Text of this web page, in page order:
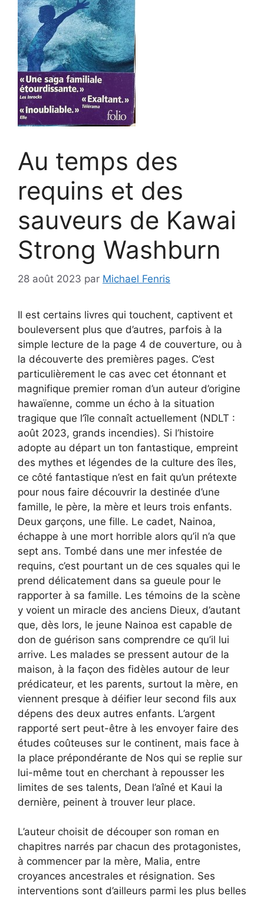
Au temps des
requins et des
sauveurs de Kawai
Strong Washburn
28 août 2023 par Michael Fenris
Il est certains livres qui touchent, captivent et
bouleversent plus que d’autres, parfois à la
simple lecture de la page 4 de couverture, ou à
la découverte des premières pages. C’est
particulièrement le cas avec cet étonnant et
magnifique premier roman d’un auteur d’origine
hawaïenne, comme un écho à la situation
tragique que l’île connaît actuellement (NDLT :
août 2023, grands incendies). Si l’histoire
adopte au départ un ton fantastique, empreint
des mythes et légendes de la culture des îles,
ce côté fantastique n’est en fait qu’un prétexte
pour nous faire découvrir la destinée d’une
famille, le père, la mère et leurs trois enfants.
Deux garçons, une fille. Le cadet, Nainoa,
échappe à une mort horrible alors qu’il n’a que
sept ans. Tombé dans une mer infestée de
requins, c’est pourtant un de ces squales qui le
prend délicatement dans sa gueule pour le
rapporter à sa famille. Les témoins de la scène
y voient un miracle des anciens Dieux, d’autant
que, dès lors, le jeune Nainoa est capable de
don de guérison sans comprendre ce qu’il lui
arrive. Les malades se pressent autour de la
maison, à la façon des fidèles autour de leur
prédicateur, et les parents, surtout la mère, en
viennent presque à déifier leur second fils aux
dépens des deux autres enfants. L’argent
rapporté sert peut-être à les envoyer faire des
études coûteuses sur le continent, mais face à
la place prépondérante de Nos qui se replie sur
lui-même tout en cherchant à repousser les
limites de ses talents, Dean l’aîné et Kaui la
dernière, peinent à trouver leur place.
L’auteur choisit de découper son roman en
chapitres narrés par chacun des protagonistes,
à commencer par la mère, Malia, entre
croyances ancestrales et résignation. Ses
interventions sont d’ailleurs parmi les plus belles